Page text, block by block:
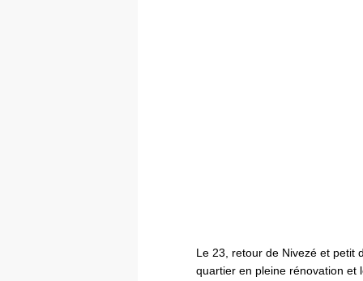
Le 23, retour de Nivezé et
quartier en pleine rénovation et